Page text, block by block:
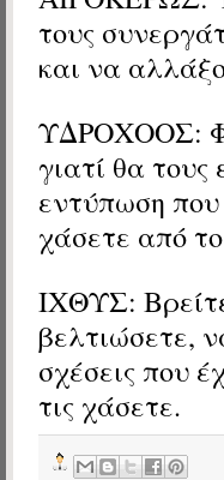
τους
και να
ΥΔΡΟΧΟΟΣ:
γιατί θα
εντύπωση
χάσετε από
ΙΧΘΥΣ:
βελτιώσετε,
σχέσεις που
τις χάσετε.